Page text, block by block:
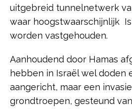
uitgebreid tunnelnetwerk
waar hoogstwaarschijnlijk
worden vastgehouden.
Aanhoudend door Hamas
hebben in Israël wel doden
aangericht, maar een
grondtroepen, gesteund